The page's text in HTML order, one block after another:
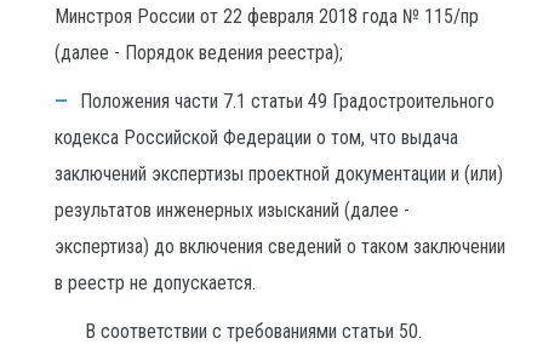
Минстроя России от 22 февраля 2018 года № 115/пр
(далее - Порядок ведения реестра);
Положения части 7.1 статьи 49 Градостроительного
кодекса Российской Федерации о том, что выдача
заключений экспертизы проектной документации и (или)
результатов инженерных изысканий (далее -
экспертиза) до включения сведений о таком заключении
в реестр не допускается.
В соответствии с требованиями статьи 50.